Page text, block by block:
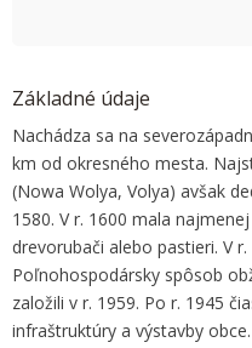
Základné údaje
Nachádza sa na
km od okresného mesta.
(Nowa Wolya, Volya) avšak
1580. V r. 1600 mala
drevorubači alebo pastieri. V
Poľnohospodársky spôsob
založili v r. 1959. Po r. 1945
infraštruktúry a výstavby obce.